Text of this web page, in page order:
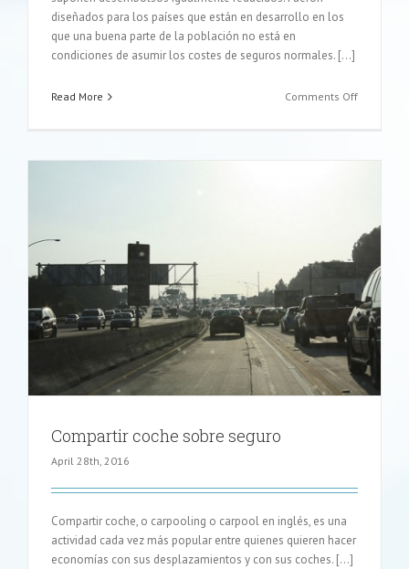
diseñados para los países que están en desarrollo en los
que una buena parte de la población no está en
condiciones de asumir los costes de seguros normales. […]
Read More Comments Offon
Compartir coche sobre seguro
April 28th, 2016
Compartir coche, o carpooling o carpool en inglés, es una
actividad cada vez más popular entre quienes quieren hacer
economías con sus desplazamientos y con sus coches. […]